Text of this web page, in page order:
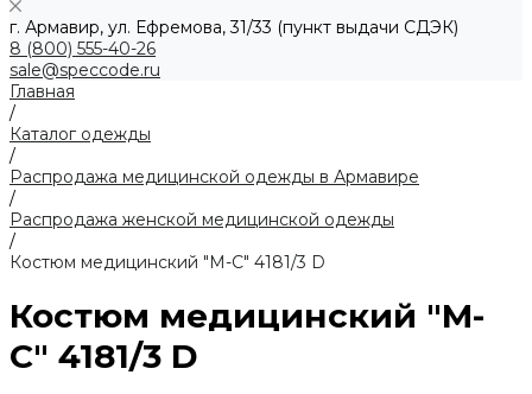
г. Армавир, ул. Ефремова, 31/33 (пункт выдачи СДЭК)
8 (800) 555-40-26
sale@speccode.ru
Главная
/
Каталог одежды
/
Распродажа медицинской одежды в Армавире
/
Распродажа женской медицинской одежды
/
Костюм медицинский "М-С" 4181/3 D
Костюм медицинский "М-
С" 4181/3 D